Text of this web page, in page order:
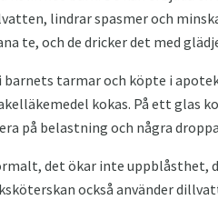
lindrar spasmer och
te, och de dricker det med
barnets tarmar och köpte i
kokas. På ett glas
på belastning och några
det ökar inte uppblåsthet,
också använder